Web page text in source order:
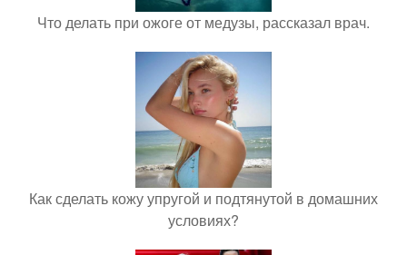
Что делать при ожоге от медузы, рассказал врач.
Как сделать кожу упругой и подтянутой в домашних
условиях?